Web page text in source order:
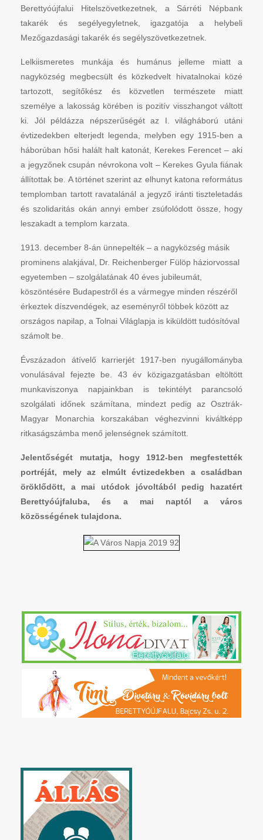
Berettyóújfalui Hitelszövetkezetnek, a Sárréti Népbank
takarék és segélyegyletnek, igazgatója a helybeli
Mezőgazdasági takarék és segélyszövetkezetnek.
Lelkiismeretes munkája és humánus jelleme miatt a
nagyközség megbecsült és közkedvelt hivatalnokai közé
tartozott, segítőkész és közvetlen természete miatt
személye a lakosság körében is pozitív visszhangot váltott
ki. Jól példázza népszerűségét az I. világháború utáni
évtizedekben elterjedt legenda, melyben egy 1915-ben a
háborúban hősi halált halt katonát, Kerekes Ferencet – aki
a jegyzőnek csupán névrokona volt – Kerekes Gyula fiának
állítottak be. A történet szerint az elhunyt katona református
templomban tartott ravatalánál a jegyző iránti tiszteletadás
és szolidaritás okán annyi ember zsúfolódott össze, hogy
leszakadt a templom karzata.
1913. december 8-án ünnepelték – a nagyközség másik
prominens alakjával, Dr. Reichenberger Fülöp háziorvossal
egyetemben – szolgálatának 40 éves jubileumát,
köszöntésére Budapestről és a vármegye minden részéről
érkeztek díszvendégek, az eseményről többek között az
országos napilap, a Tolnai Világlapja is kiküldött tudósítóval
számolt be.
Évszázadon átívelő karrierjét 1917-ben nyugállományba
vonulásával fejezte be. 43 év közigazgatásban eltöltött
munkaviszonya napjainkban is tekintélyt parancsoló
szolgálati időnek számítana, mindezt pedig az Osztrák-
Magyar Monarchia korszakában véghezvinni kiváltképp
ritkaságszámba menő jelenségnek számított.
Jelentőségét mutatja, hogy 1912-ben megfestették
portréját, mely az elmúlt évtizedekben a családban
öröklődött, a mai utódok jóvoltából pedig hazatért
Berettyóújfaluba, és a mai naptól a város
közösségének tulajdona.